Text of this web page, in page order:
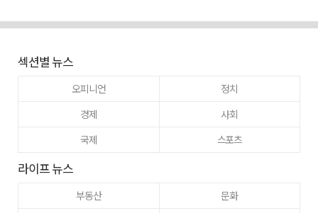
섹션별 뉴스
오피니언
정치
경제
사회
국제
스포츠
라이프 뉴스
부동산 문화